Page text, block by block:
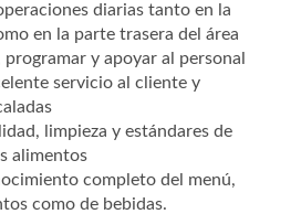
diarias tanto en la
en la parte trasera del área
programar y apoyar al personal
servicio al cliente y
limpieza y estándares de
alimentos
completo del menú,
como de bebidas.